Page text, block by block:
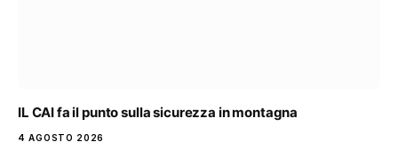
IL CAI fa il punto sulla sicurezza in montagna
4 AGOSTO 2026